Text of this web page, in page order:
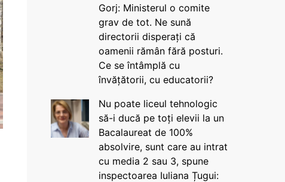
Gorj: Ministerul o comite
grav de tot. Ne sună
directorii disperați că
oamenii rămân fără posturi.
Ce se întâmplă cu
învățătorii, cu educatorii?
Nu poate liceul tehnologic
să-i ducă pe toți elevii la un
Bacalaureat de 100%
absolvire, sunt care au intrat
cu media 2 sau 3, spune
inspectoarea Iuliana Țugui: